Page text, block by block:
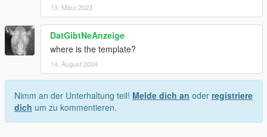
13. März 2023
DatGibtNeAnzeige
where is the template?
14. August 2024
Nimm an der Unterhaltung teil! Melde dich an oder registriere
dich um zu kommentieren.